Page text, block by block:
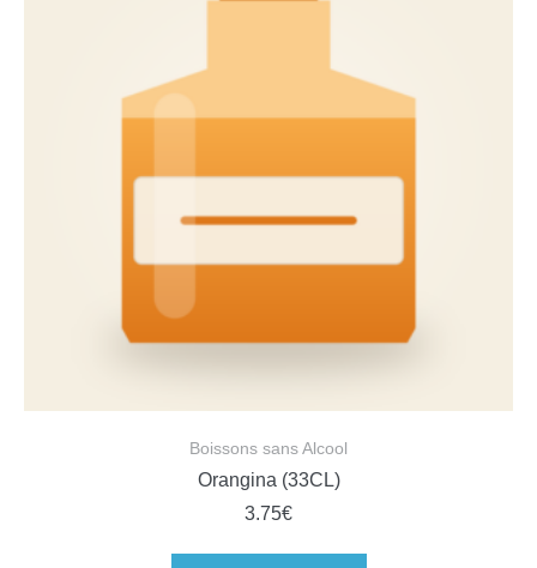
Boissons sans Alcool
Orangina (33CL)
3.75€